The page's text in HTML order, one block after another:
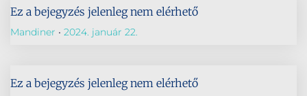
Ez a bejegyzés jelenleg nem elérhető
Mandiner 2024. január 22.
Ez a bejegyzés jelenleg nem elérhető